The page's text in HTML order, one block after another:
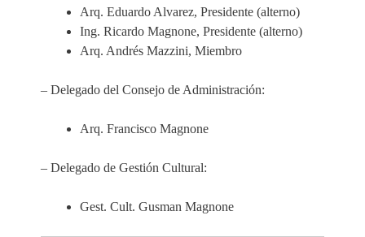
Arq. Eduardo Alvarez, Presidente (alterno)
Ing. Ricardo Magnone, Presidente (alterno)
Arq. Andrés Mazzini, Miembro
– Delegado del Consejo de Administración:
Arq. Francisco Magnone
– Delegado de Gestión Cultural:
Gest. Cult. Gusman Magnone